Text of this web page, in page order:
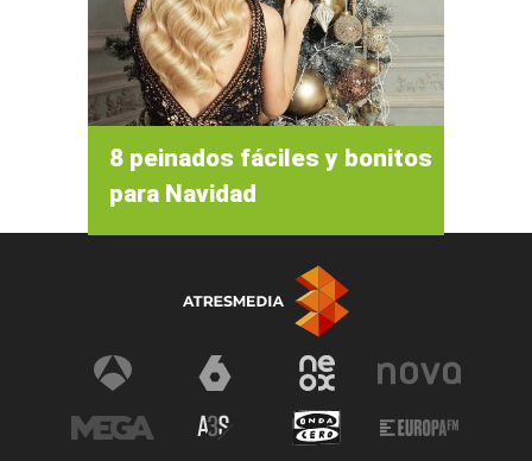
8 peinados fáciles y bonitos
para Navidad